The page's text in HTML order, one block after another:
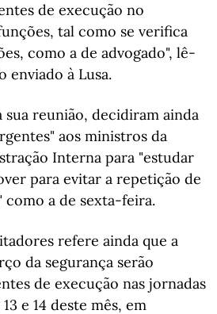
de execução no
tal como se verifica
como a de advogado", lê-
enviado à Lusa.
sua reunião, decidiram ainda
aos ministros da
Interna para "estudar
para evitar a repetição de
como a de sexta-feira.
refere ainda que a
da segurança serão
de execução nas jornadas
e 14 deste mês, em